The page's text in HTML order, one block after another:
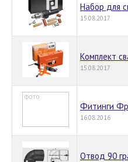
Набор для
15.08.2017
Комплект
15.08.2017
Фитинги
16.08.2016
Отвод 90